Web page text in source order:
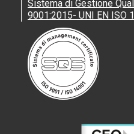
Sistema di Gestione
9001:2015- UNI EN ISO